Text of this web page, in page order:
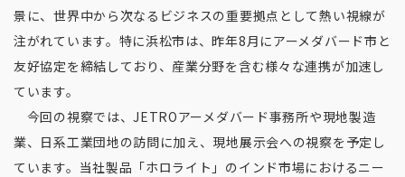
景に、世界中から次なるビジネスの重要拠点として熱い視線が
注がれています。特に浜松市は、昨年8月にアーメダバード市と
友好協定を締結しており、産業分野を含む様々な連携が加速し
ています。
今回の視察では、JETROアーメダバード事務所や現地製造
業、日系工業団地の訪問に加え、現地展示会への視察を予定し
ています。当社製品「ホロライト」のインド市場におけるニー